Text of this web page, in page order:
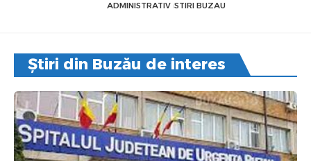
ADMINISTRATIV STIRI BUZAU
Știri din Buzău de interes